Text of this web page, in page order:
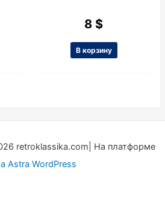
8 $
В корзину
retroklassika.com| На платформе
Astra WordPress